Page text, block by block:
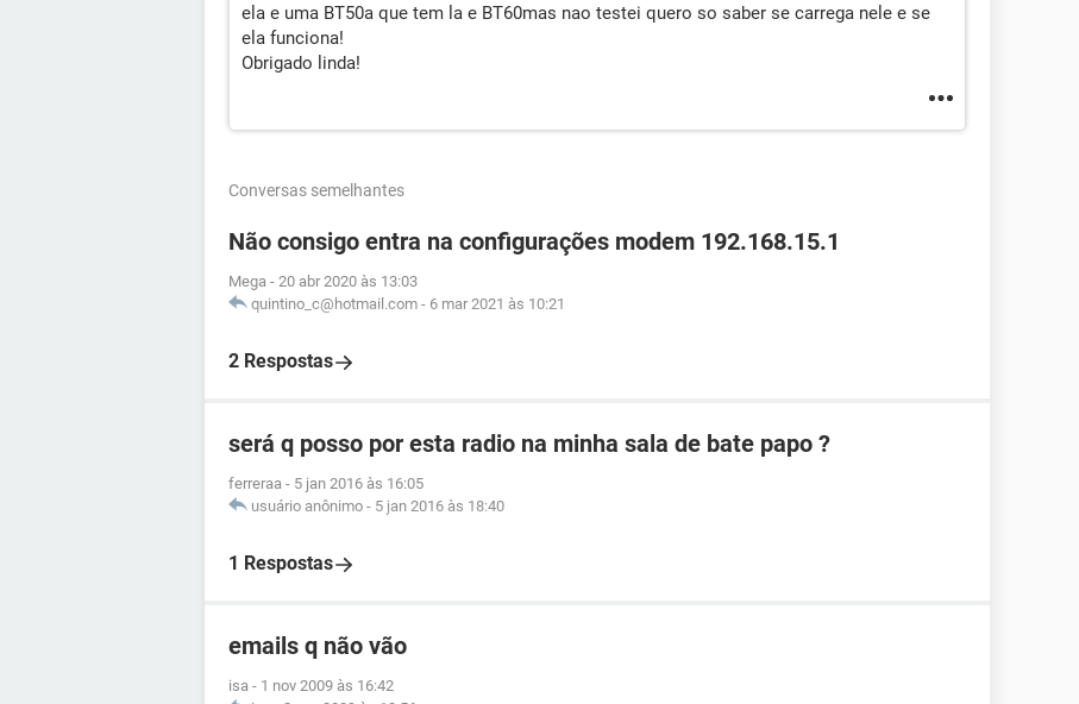
ela e uma BT50a que tem la e BT60mas nao testei quero so saber se carrega nele e se
ela funciona!
Obrigado linda!
Conversas semelhantes
Não consigo entra na configurações modem 192.168.15.1
Mega - 20 abr 2020 às 13:03
quintino_c@hotmail.com - 6 mar 2021 às 10:21
2 Respostas
será q posso por esta radio na minha sala de bate papo ?
ferreraa - 5 jan 2016 às 16:05
usuário anônimo - 5 jan 2016 às 18:40
1 Respostas
emails q não vão
isa - 1 nov 2009 às 16:42